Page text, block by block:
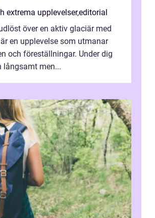
extrema upplevelser,editorial
över en aktiv glaciär med
en upplevelse som utmanar
och föreställningar. Under dig
långsamt men...